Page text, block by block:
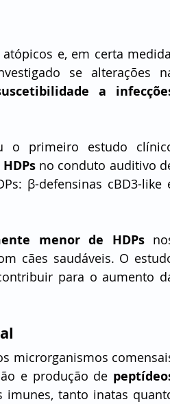
e, em certa
se alterações
a
o primeiro estudo
no conduto auditivo
β-defensinas cBD3-like
menor de HDPs
cães saudáveis. O
para o aumento
microrganismos
e produção de
imunes, tanto inatas